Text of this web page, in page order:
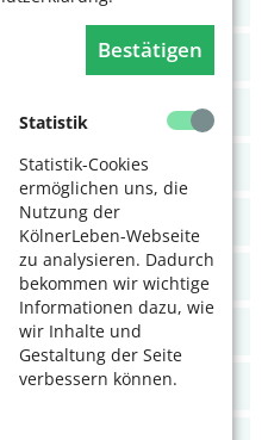
Bestätigen
Statistik
Statistik-Cookies
ermöglichen uns, die
Nutzung der
KölnerLeben-Webseite
zu analysieren. Dadurch
bekommen wir wichtige
Informationen dazu, wie
wir Inhalte und
Gestaltung der Seite
verbessern können.